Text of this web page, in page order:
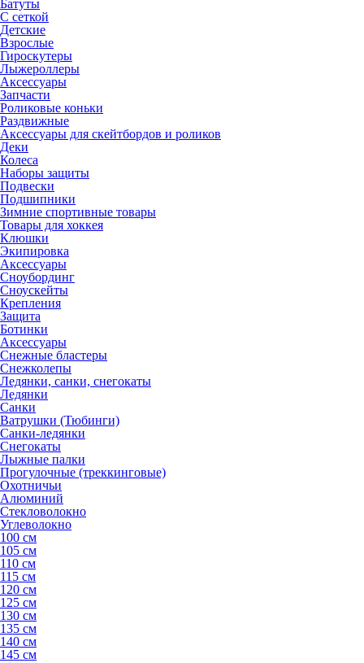
Батуты
С сеткой
Детские
Взрослые
Гироскутеры
Лыжероллеры
Аксессуары
Запчасти
Роликовые коньки
Раздвижные
Аксессуары для скейтбордов и роликов
Деки
Колеса
Наборы защиты
Подвески
Подшипники
Зимние спортивные товары
Товары для хоккея
Клюшки
Экипировка
Аксессуары
Сноубординг
Сноускейты
Крепления
Защита
Ботинки
Аксессуары
Снежные бластеры
Снежколепы
Ледянки, санки, снегокаты
Ледянки
Санки
Ватрушки (Тюбинги)
Санки-ледянки
Снегокаты
Лыжные палки
Прогулочные (треккинговые)
Охотничьи
Алюминий
Стекловолокно
Углеволокно
100 см
105 см
110 см
115 см
120 см
125 см
130 см
135 см
140 см
145 см